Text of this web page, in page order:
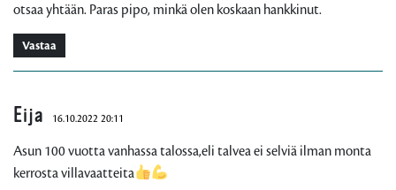
otsaa yhtään. Paras pipo, minkä olen koskaan hankkinut.
Vastaa
Eija 16.10.2022 20:11
Asun 100 vuotta vanhassa talossa,eli talvea ei selviä ilman monta
kerrosta villavaatteita